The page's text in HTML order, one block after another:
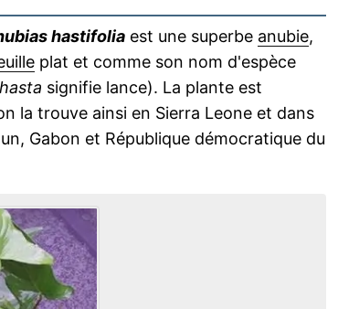
hastifolia est une superbe anubie,
plat et comme son nom d'espèce
hasta signifie lance). La plante est
la trouve ainsi en Sierra Leone et dans
Gabon et République démocratique du